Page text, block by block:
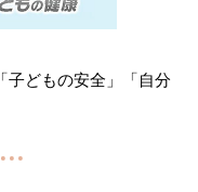
子どもの安全」「自分